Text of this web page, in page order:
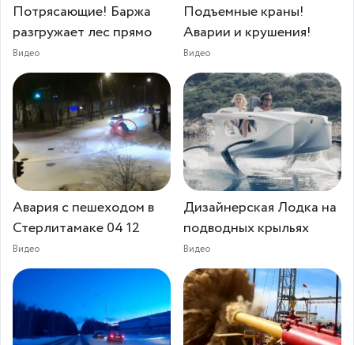
Потрясающие! Баржа
разгружает лес прямо
Видео
Подъемные краны!
Аварии и крушения!
Видео
Авария с пешеходом в
Стерлитамаке 04 12
Видео
Дизайнерская Лодка на
подводных крыльях
Видео